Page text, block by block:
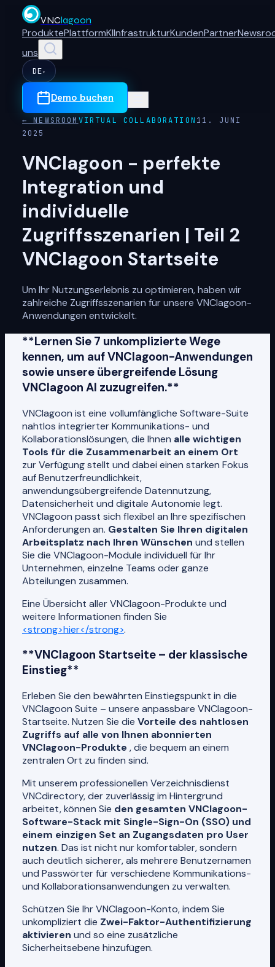
VNClagoon
ProduktePlattformKIInfrastrukturKundenPartner
uns
DE ▾
Demo buchen
← NEWSROOM VIRTUAL COLLABORATION 11. JUNI
2025
VNClagoon - perfekte
Integration und
individuelle
Zugriffsszenarien | Teil 2
VNClagoon Startseite
Um Ihr Nutzungserlebnis zu optimieren, haben wir
zahlreiche Zugriffsszenarien für unsere VNClagoon-
Anwendungen entwickelt.
**Lernen Sie 7 unkomplizierte Wege
kennen, um auf VNClagoon-Anwendungen
sowie unsere übergreifende Lösung
VNClagoon AI zuzugreifen.**
VNClagoon ist eine vollumfängliche Software-Suite
nahtlos integrierter Kommunikations- und
Kollaborationslösungen, die Ihnen alle wichtigen
Tools für die Zusammenarbeit an einem Ort
zur Verfügung stellt und dabei einen starken Fokus
auf Benutzerfreundlichkeit,
anwendungsübergreifende Datennutzung,
Datensicherheit und digitale Autonomie legt.
VNClagoon passt sich flexibel an Ihre spezifischen
Anforderungen an. Gestalten Sie Ihren digitalen
Arbeitsplatz nach Ihren Wünschen und stellen
Sie die VNClagoon-Module individuell für Ihr
Unternehmen, einzelne Teams oder ganze
Abteilungen zusammen.
Eine Übersicht aller VNClagoon-Produkte und
weitere Informationen finden Sie
<strong>hier</strong>.
**VNClagoon Startseite – der klassische
Einstieg**
Erleben Sie den bewährten Einstiegspunkt in die
VNClagoon Suite – unsere anpassbare VNClagoon-
Startseite. Nutzen Sie die Vorteile des nahtlosen
Zugriffs auf alle von Ihnen abonnierten
VNClagoon-Produkte , die bequem an einem
zentralen Ort zu finden sind.
Mit unserem professionellen Verzeichnisdienst
VNCdirectory, der zuverlässig im Hintergrund
arbeitet, können Sie den gesamten VNClagoon-
Software-Stack mit Single-Sign-On (SSO) und
einem einzigen Set an Zugangsdaten pro User
nutzen. Das ist nicht nur komfortabler, sondern
auch deutlich sicherer, als mehrere Benutzernamen
und Passwörter für verschiedene Kommunikations-
und Kollaborationsanwendungen zu verwalten.
Schützen Sie Ihr VNClagoon-Konto, indem Sie
unkompliziert die Zwei-Faktor-Authentifizierung
aktivieren und so eine zusätzliche
Sicherheitsebene hinzufügen.